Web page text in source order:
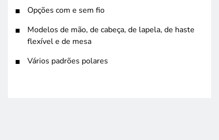
Opções com e sem fio
Modelos de mão, de cabeça, de lapela, de haste
flexível e de mesa
Vários padrões polares